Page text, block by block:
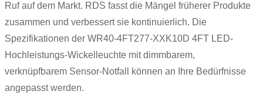
Ruf auf dem Markt. RDS fasst die Mängel früherer Produkte
zusammen und verbessert sie kontinuierlich. Die
Spezifikationen der WR40-4FT277-XXK10D 4FT LED-
Hochleistungs-Wickelleuchte mit dimmbarem,
verknüpfbarem Sensor-Notfall können an Ihre Bedürfnisse
angepasst werden.